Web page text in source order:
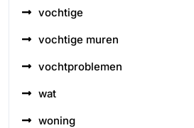
vochtige
vochtige muren
vochtproblemen
wat
woning